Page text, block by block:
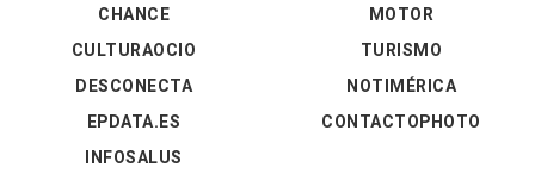
CHANCE
CULTURAOCIO
DESCONECTA
EPDATA.ES
INFOSALUS
MOTOR
TURISMO
NOTIMÉRICA
CONTACTOPHOTO